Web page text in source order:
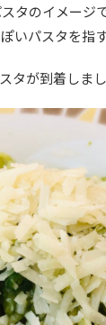
タのイメージ
いパスタを指す
タが到着しまし